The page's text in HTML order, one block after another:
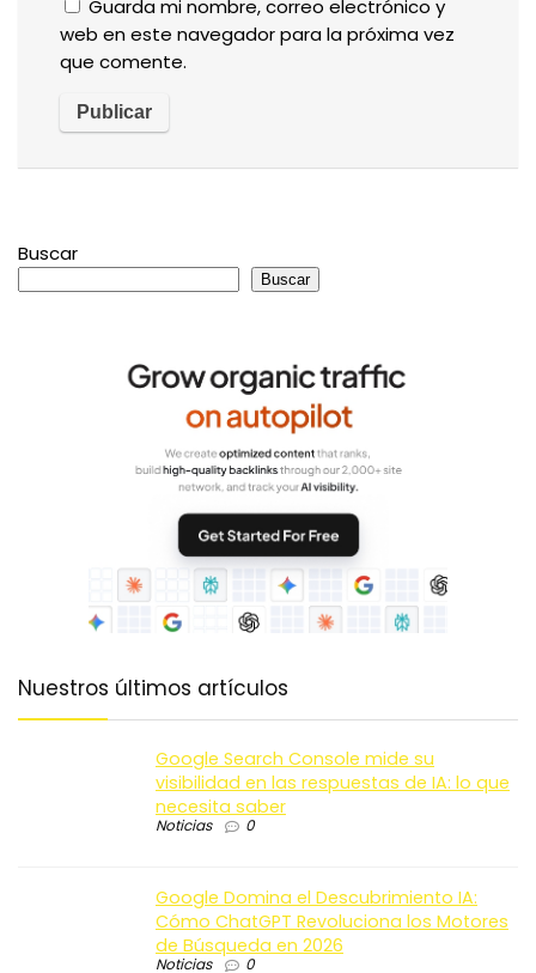
Guarda mi nombre, correo electrónico y
web en este navegador para la próxima vez
que comente.
Buscar
Buscar
Nuestros últimos artículos
Google Search Console mide su
visibilidad en las respuestas de IA: lo que
necesita saber
Noticias 0
Google Domina el Descubrimiento IA:
Cómo ChatGPT Revoluciona los Motores
de Búsqueda en 2026
Noticias 0